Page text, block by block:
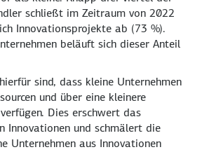
schließt im Zeitraum von 2022
Innovationsprojekte ab (73 %).
beläuft sich dieser Anteil
sind, dass kleine Unternehmen
und über eine kleinere
Dies erschwert das
Innovationen und schmälert die
Unternehmen aus Innovationen